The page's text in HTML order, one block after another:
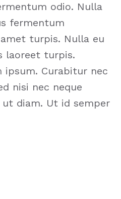
odio. Nulla
fermentum
turpis. Nulla eu
laoreet turpis.
ipsum. Curabitur nec
nisi nec neque
diam. Ut id semper